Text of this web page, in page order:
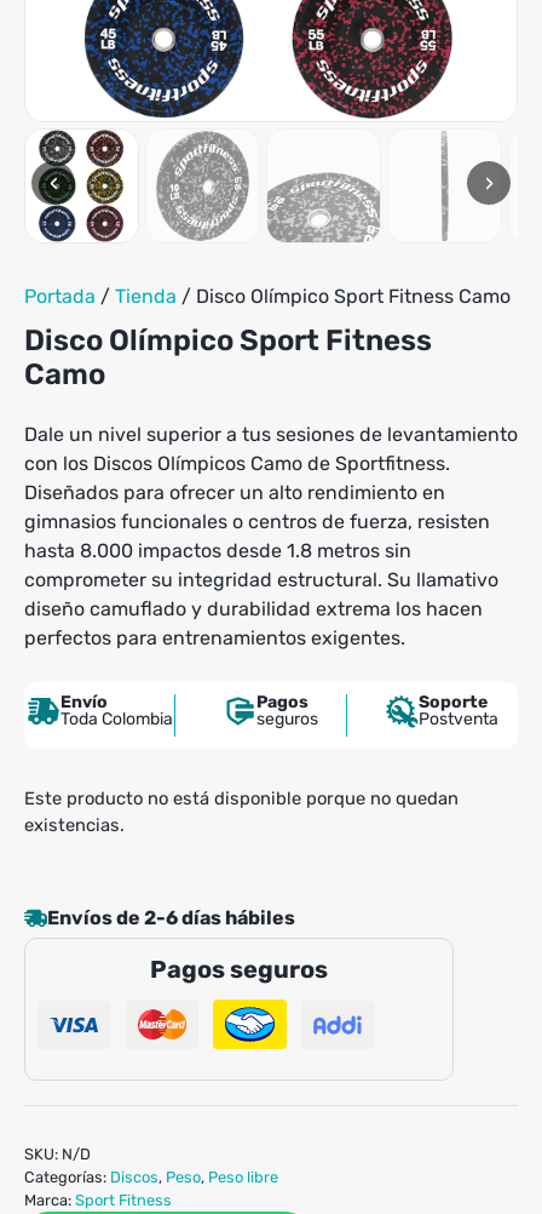
‹ ›
Portada / Tienda / Disco Olímpico Sport Fitness Camo
Disco Olímpico Sport Fitness
Camo
Dale un nivel superior a tus sesiones de levantamiento
con los Discos Olímpicos Camo de Sportfitness.
Diseñados para ofrecer un alto rendimiento en
gimnasios funcionales o centros de fuerza, resisten
hasta 8.000 impactos desde 1.8 metros sin
comprometer su integridad estructural. Su llamativo
diseño camuflado y durabilidad extrema los hacen
perfectos para entrenamientos exigentes.
Envío
Toda Colombia
Pagos
seguros
Soporte
Postventa
Este producto no está disponible porque no quedan
existencias.
Envíos de 2-6 días hábiles
Pagos seguros
SKU: N/D
Categorías: Discos, Peso, Peso libre
Marca: Sport Fitness